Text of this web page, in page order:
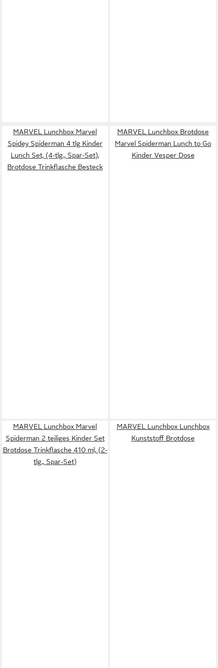
MARVEL Lunchbox Marvel
Spidey Spiderman 4 tlg Kinder
Lunch Set, (4-tlg., Spar-Set),
Brotdose Trinkflasche Besteck
MARVEL Lunchbox Brotdose
Marvel Spiderman Lunch to Go
Kinder Vesper Dose
MARVEL Lunchbox Marvel
Spiderman 2 teiliges Kinder Set
Brotdose Trinkflasche 410 ml, (2-
tlg., Spar-Set)
MARVEL Lunchbox Lunchbox
Kunststoff Brotdose